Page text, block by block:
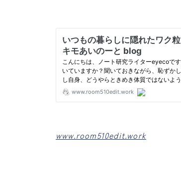
www.room510edit.work